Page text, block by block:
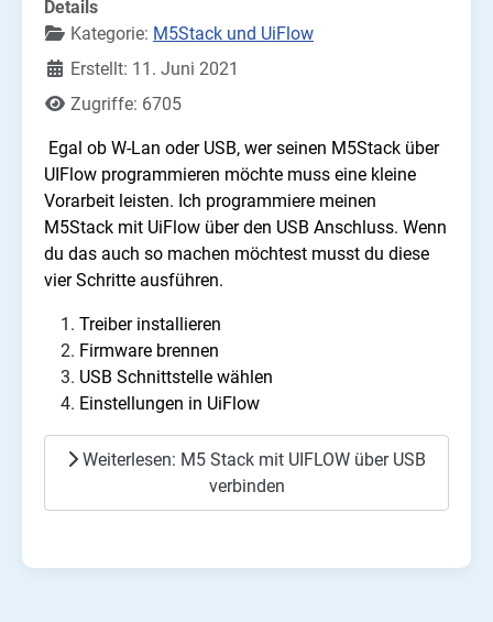
Details
Kategorie: M5Stack und UiFlow
Erstellt: 11. Juni 2021
Zugriffe: 6705
Egal ob W-Lan oder USB, wer seinen M5Stack über
UIFlow programmieren möchte muss eine kleine
Vorarbeit leisten. Ich programmiere meinen
M5Stack mit UiFlow über den USB Anschluss. Wenn
du das auch so machen möchtest musst du diese
vier Schritte ausführen.
Treiber installieren
Firmware brennen
USB Schnittstelle wählen
Einstellungen in UiFlow
Weiterlesen: M5 Stack mit UIFLOW über USB
verbinden